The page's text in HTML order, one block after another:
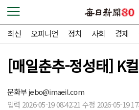
최신 오피니언 정치 사회 경제
[매일춘추-정성태] K
문화부jebo@imaeil.com
입력 2026-05-19 08:42:21 수정 2026-05-19